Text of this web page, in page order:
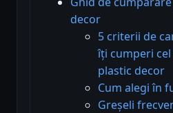
decor
5 criterii de
îți cumperi
plastic decor
Cum alegi în
Greșeli